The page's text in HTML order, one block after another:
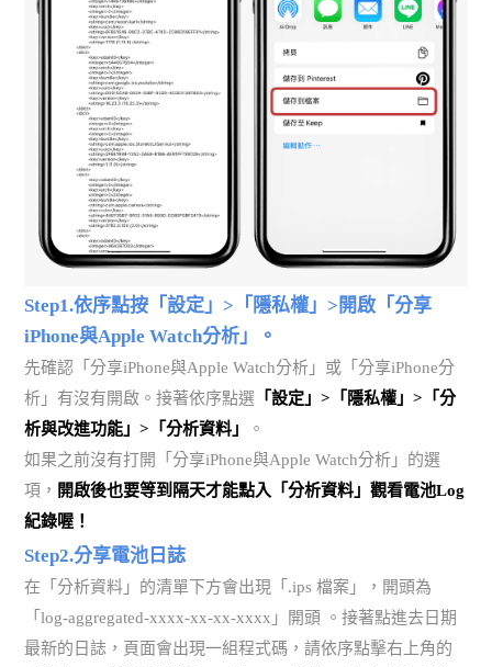
Step1.依序點按「設定」>「隱私權」>開啟「分享
iPhone與Apple Watch分析」。
先確認「分享iPhone與Apple Watch分析」或「分享iPhone分
析」有沒有開啟。接著依序點選 「設定」>「隱私權」>「分
析與改進功能」>「分析資料」
。
如果之前沒有打開「分享iPhone與Apple Watch分析」的選
項， 開啟後也要等到隔天才能點入「分析資料」觀看電池Log
紀錄喔！
Step2.分享電池日誌
在「分析資料」的清單下方會出現「.ips 檔案」，開頭為
「log-aggregated-xxxx-xx-xx-xxxx」開頭 。接著點進去日期
最新的日誌，頁面會出現一組程式碼，請依序點擊右上角的